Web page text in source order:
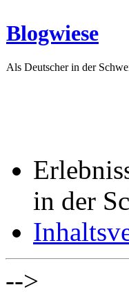
Blogwiese
Als Deutscher in der
in der
-->